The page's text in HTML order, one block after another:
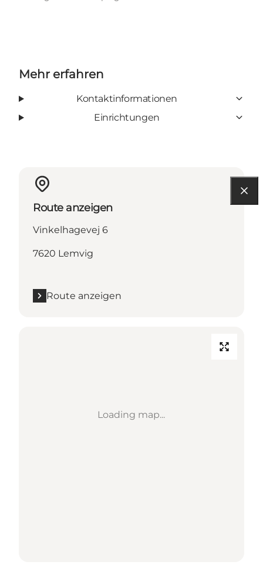
Mehr erfahren
Kontaktinformationen
Einrichtungen
Route anzeigen
Vinkelhagevej 6
7620 Lemvig
Route anzeigen
Loading map...